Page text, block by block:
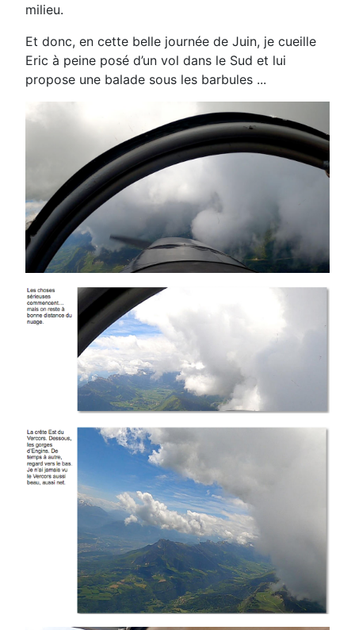
milieu.
Et donc, en cette belle journée de Juin, je cueille
Eric à peine posé d’un vol dans le Sud et lui
propose une balade sous les barbules ...